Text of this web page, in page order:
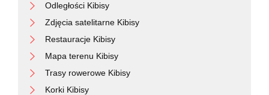
Odległości Kibisy
Zdjęcia satelitarne Kibisy
Restauracje Kibisy
Mapa terenu Kibisy
Trasy rowerowe Kibisy
Korki Kibisy